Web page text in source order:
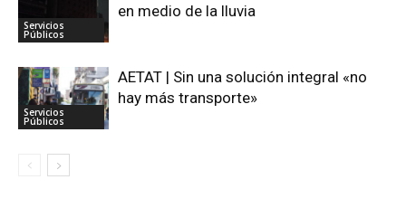
Servicios
Públicos
en medio de la lluvia
Servicios
Públicos
AETAT | Sin una solución integral «no
hay más transporte»